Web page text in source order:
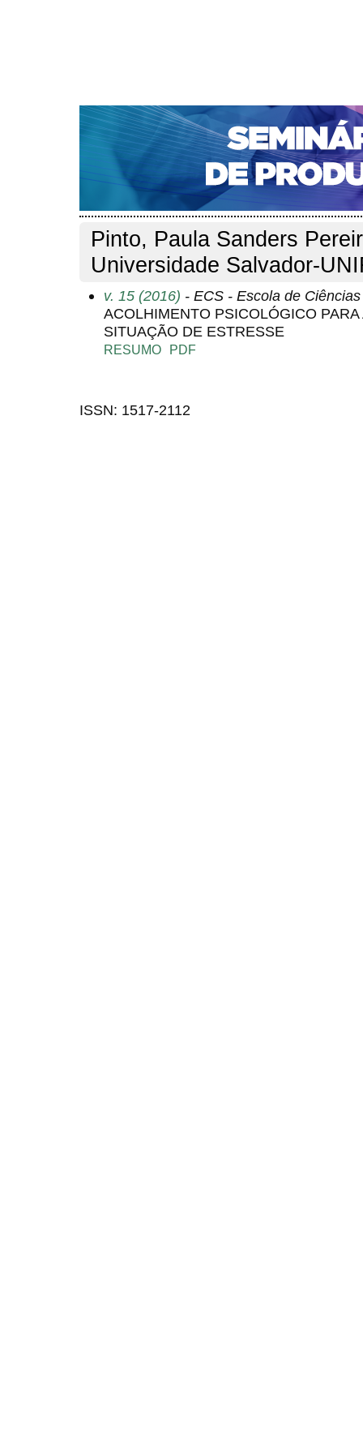
CAPA SOBRE ACESSO
NOTÍCIAS
PORTAL DE REVISTAS DA UNIFACS
Pesquisa > Perfil do autor
Perfil do autor
Pinto, Paula Sanders
Universidade Salvador-
v. 15 (2016) - ECS - Escola de
ACOLHIMENTO PSICOLÓGICO
SITUAÇÃO DE ESTRESSE
RESUMO PDF
ISSN: 1517-2112